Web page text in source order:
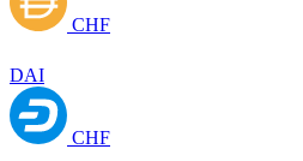
CHF
DAI
CHF